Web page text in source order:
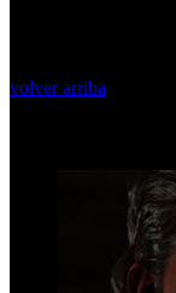
volver arriba